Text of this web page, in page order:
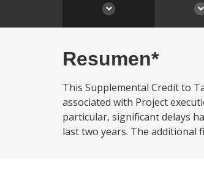
Resumen*
This Supplemental Credit to
associated with Project
particular, significant delays
last two years. The additional